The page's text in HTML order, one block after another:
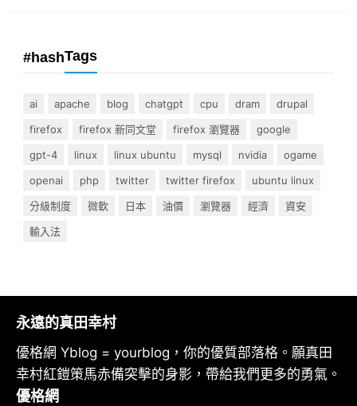
#hashTags
ai apache blog chatgpt cpu dram
drupal
firefox
firefox 新同文堂 firefox 瀏覽器
google
gpt-4
linux linux ubuntu mysql nvidia
ogame
openai
php twitter twitter firefox
ubuntu linux
分級制度
微軟 日本 油價 瀏覽器 經濟
資安
輸入法
永遠的真田幸村
優格網 Yblog = yourblog，你的優質部落格。願真田
幸村紅鎧策馬赤備突擊的身影，帶給我們更多的勇氣。
優格網